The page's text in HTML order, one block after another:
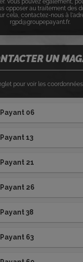
Vous pouvez également,
opposer au traitement des
cela, contactez-nous à
rgpd@groupepayant.fr.
UN
pour voir les
06
13
21
26
38
63